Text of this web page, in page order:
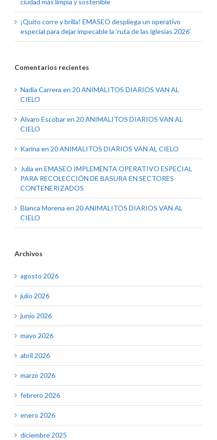
ciudad más limpia y sostenible
¡Quito corre y brilla! EMASEO despliega un operativo
especial para dejar impecable la ‘ruta de las iglesias 2026’
Comentarios recientes
Nadia Carrera en 20 ANIMALITOS DIARIOS VAN AL
CIELO
Alvaro Escobaren 20 ANIMALITOS DIARIOS VAN AL
CIELO
Karina en 20 ANIMALITOS DIARIOS VAN AL CIELO
Julia en EMASEO IMPLEMENTA OPERATIVO ESPECIAL
PARA RECOLECCIÓN DE BASURA EN SECTORES
CONTENERIZADOS
Blanca Morena en 20 ANIMALITOS DIARIOS VAN AL
CIELO
Archivos
agosto 2026
julio 2026
junio 2026
mayo 2026
abril 2026
marzo 2026
febrero 2026
enero 2026
diciembre 2025